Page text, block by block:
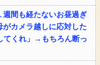
間も経たないお昼過ぎ
カメラ越しに応対した
てくれ」→もちろん断っ